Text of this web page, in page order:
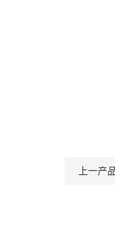
上一产